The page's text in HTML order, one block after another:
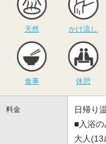
天然 かけ流し
食事 休憩
料金
日帰り
■入浴の
大人